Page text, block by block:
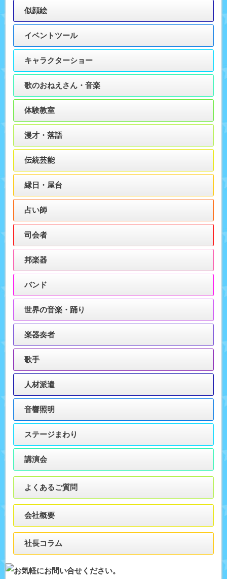
似顔絵
イベントツール
キャラクターショー
歌のおねえさん・音楽
体験教室
漫才・落語
伝統芸能
縁日・屋台
占い師
司会者
邦楽器
バンド
世界の音楽・踊り
楽器奏者
歌手
人材派遣
音響照明
ステージまわり
講演会
よくあるご質問
会社概要
社長コラム